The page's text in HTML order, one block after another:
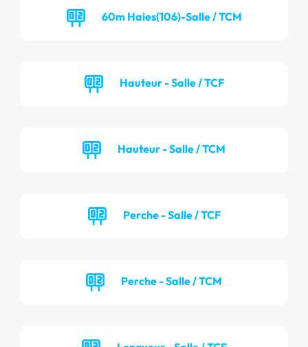
60m Haies(106)-Salle / TCM
Hauteur - Salle / TCF
Hauteur - Salle / TCM
Perche - Salle / TCF
Perche - Salle / TCM